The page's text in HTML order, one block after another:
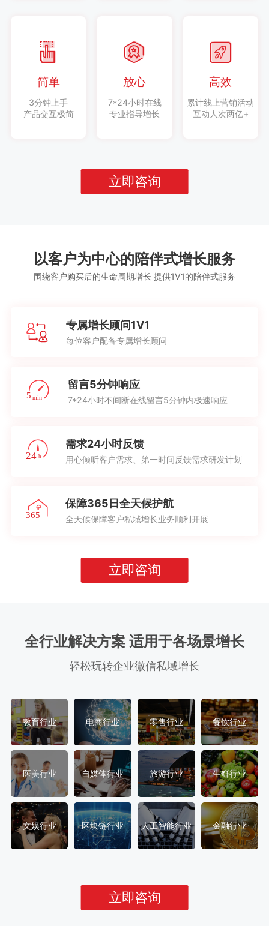
简单
3分钟上手
产品交互极简
放心
7*24小时在线
专业指导增长
高效
累计线上营销活动
互动人次两亿+
立即咨询
以客户为中心的陪伴式增长服务
围绕客户购买后的生命周期增长 提供1V1的陪伴式服务
专属增长顾问1V1
每位客户配备专属增长顾问
留言5分钟响应
7*24小时不间断在线留言5分钟内极速响应
需求24小时反馈
用心倾听客户需求、第一时间反馈需求研发计划
保障365日全天候护航
全天候保障客户私域增长业务顺利开展
立即咨询
全行业解决方案 适用于各场景增长
轻松玩转企业微信私域增长
教育行业 电商行业 零售行业 餐饮行业
医美行业 自媒体行业 旅游行业 生鲜行业
文娱行业 区块链行业 人工智能行业 金融行业
立即咨询